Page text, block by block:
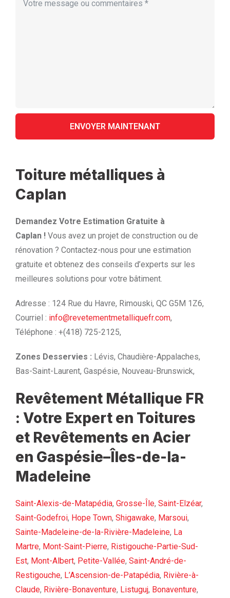
Toiture métalliques à
Caplan
Demandez Votre Estimation Gratuite à
Caplan ! Vous avez un projet de construction ou de
rénovation ? Contactez-nous pour une estimation
gratuite et obtenez des conseils d’experts sur les
meilleures solutions pour votre bâtiment.
Adresse : 124 Rue du Havre, Rimouski, QC G5M 1Z6,
Courriel : info@revetementmetalliquefr.com,
Téléphone : +(418) 725-2125,
Zones Desservies : Lévis, Chaudière-Appalaches,
Bas-Saint-Laurent, Gaspésie, Nouveau-Brunswick,
Revêtement Métallique FR
: Votre Expert en Toitures
et Revêtements en Acier
en Gaspésie–Îles-de-la-
Madeleine
Saint-Alexis-de-Matapédia, Grosse-Île, Saint-Elzéar,
Saint-Godefroi, Hope Town, Shigawake, Marsoui,
Sainte-Madeleine-de-la-Rivière-Madeleine, La
Martre, Mont-Saint-Pierre, Ristigouche-Partie-Sud-
Est, Mont-Albert, Petite-Vallée, Saint-André-de-
Restigouche, L’Ascension-de-Patapédia, Rivière-à-
Claude, Rivière-Bonaventure, Listuguj, Bonaventure,